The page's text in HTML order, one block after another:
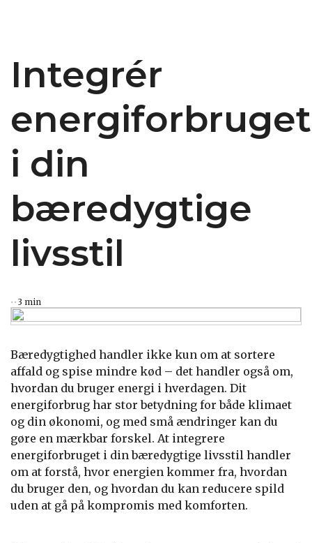
Integrér
energiforbruget
i din
bæredygtige
livsstil
3 min
Bæredygtighed handler ikke kun om at sortere
affald og spise mindre kød – det handler også om,
hvordan du bruger energi i hverdagen. Dit
energiforbrug har stor betydning for både klimaet
og din økonomi, og med små ændringer kan du
gøre en mærkbar forskel. At integrere
energiforbruget i din bæredygtige livsstil handler
om at forstå, hvor energien kommer fra, hvordan
du bruger den, og hvordan du kan reducere spild
uden at gå på kompromis med komforten.